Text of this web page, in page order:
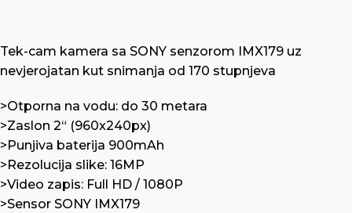
Tek-cam kamera sa SONY senzorom IMX179 uz
nevjerojatan kut snimanja od 170 stupnjeva
>Otporna na vodu: do 30 metara
>Zaslon 2“ (960x240px)
>Punjiva baterija 900mAh
>Rezolucija slike: 16MP
>Video zapis: Full HD / 1080P
>Sensor SONY IMX179